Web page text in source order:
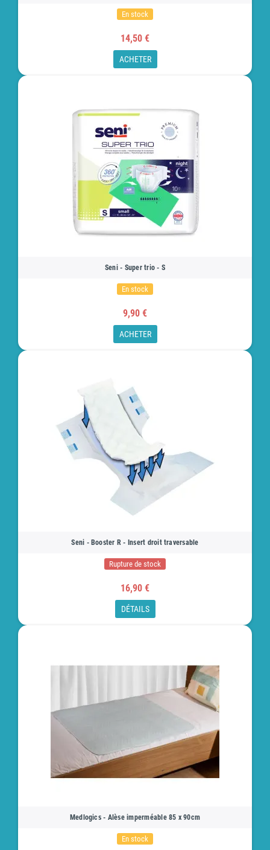
En stock
14,50 €
ACHETER
Seni - Super trio - S
En stock
9,90 €
ACHETER
Seni - Booster R - Insert droit traversable
Rupture de stock
16,90 €
DÉTAILS
Medlogics - Alèse imperméable 85 x 90cm
En stock